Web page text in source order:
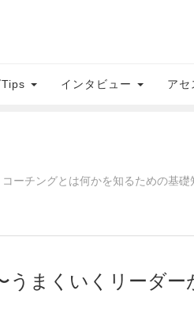
Tips インタビュー アセ
ーチングとは何かを知るための基礎
まくいくリーダー